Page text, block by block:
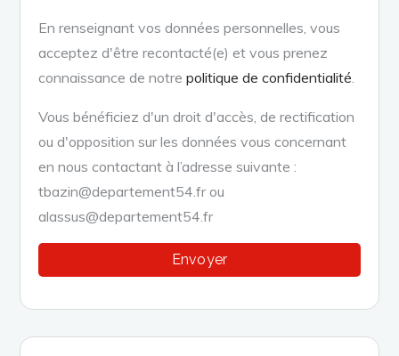
En renseignant vos données personnelles, vous
acceptez d'être recontacté(e) et vous prenez
connaissance de notrepolitique de confidentialité
Vous bénéficiez d'un droit d'accès, de rectification
ou d'opposition sur les données vous concernant
en nous contactant à l’adresse suivante :
tbazin@departement54.fr ou
alassus@departement54.fr